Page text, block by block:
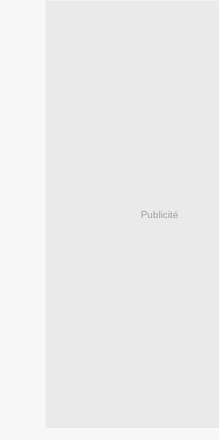
Publicité